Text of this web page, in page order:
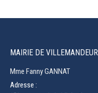
MAIRIE DE VILLEMANDEUR
Mme Fanny GANNAT
Adresse :